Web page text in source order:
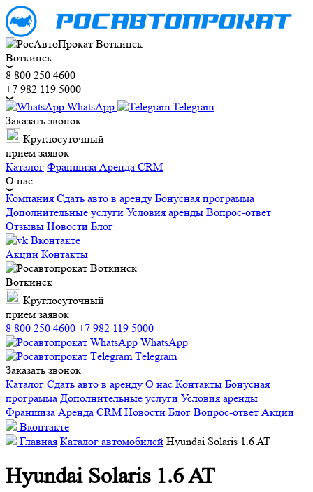
Воткинск
8 800 250 4600
+7 982 119 5000
WhatsApp
Telegram
Заказать звонок
Круглосуточный
прием заявок
Каталог Франшиза Аренда CRM
О нас
Компания Сдать авто в аренду Бонусная программа
Дополнительные услуги Условия аренды Вопрос-ответ
Отзывы Новости Блог
Вконтакте
Акции Контакты
Воткинск
Круглосуточный
прием заявок
8 800 250 4600 +7 982 119 5000
WhatsApp
Тelegram
Заказать звонок
Каталог Сдать авто в аренду О нас Контакты Бонусная
программа Дополнительные услуги Условия аренды
Франшиза Аренда CRM Новости Блог Вопрос-ответ Акции
Вконтакте
Главная Каталог автомобилей Hyundai Solaris 1.6 AT
Hyundai Solaris 1.6 AT